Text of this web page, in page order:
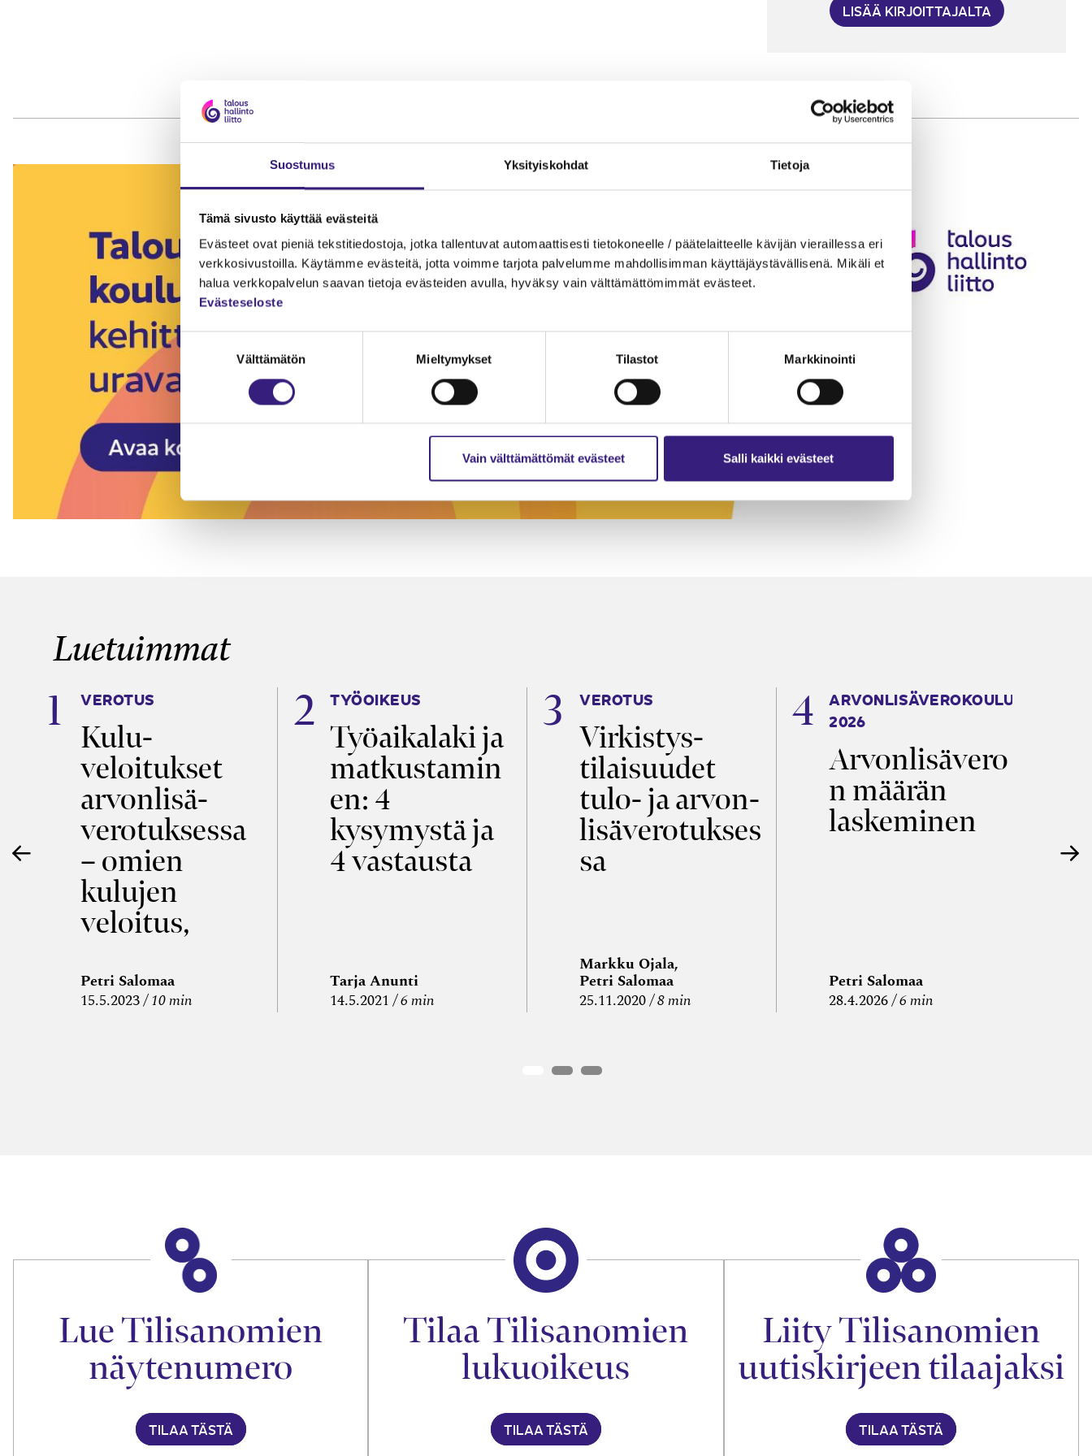
Suostumus Yksityiskohdat Tietoja
Tämä sivusto käyttää evästeitä
Evästeet ovat pieniä tekstitiedostoja, jotka tallentuvat automaattisesti tietokoneelle / päätelaitteelle kävijän vieraillessa eri
verkkosivustoilla. Käytämme evästeitä, jotta voimme tarjota palvelumme mahdollisimman käyttäjäystävällisenä. Mikäli et
halua verkkopalvelun saavan tietoja evästeiden avulla, hyväksy vain välttämättömimmät evästeet.
Evästeseloste
Välttämätön Mieltymykset Tilastot Markkinointi
Vain välttämättömät evästeet Salli kaikki evästeet
LISÄÄ KIRJOITTAJALTA
Luetuimmat
VEROTUS
Kulu­
veloitukset
arvon­lisä­
verotuksessa
– omien
kulujen
veloitus,
edelleen­
veloitus ja
Petri Salomaa
15.5.2023 10 min
TYÖOIKEUS
Työaikalaki ja
matkustamin
en: 4
kysymystä ja
4 vastausta
Tarja Anunti
14.5.2021
6 min
VEROTUS
Virkistys­
tilaisuudet
tulo- ja arvon­
lisäverotukses
sa
Markku Ojala,
Petri Salomaa
25.11.2020 8 min
ARVONLISÄVEROKOULU
2026
Arvonlisävero
n määrän
laskeminen
Petri Salomaa
28.4.2026 6 min
Lue Tilisanomien
näytenumero
TILAA TÄSTÄ
Tilaa Tilisanomien
lukuoikeus
TILAA TÄSTÄ
Liity Tilisanomien
uutiskirjeen tilaajaksi
TILAA TÄSTÄ